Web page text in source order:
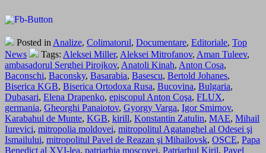
Posted in Analize, Colimatorul, Documentare, Editoriale, Top
News
Tags: Aleksei Miller, Aleksei Mitrofanov, Aman Tuleev,
ambasadorul Serghei Pirojkov, Anatoli Kinah, Anton Cosa,
Baconschi, Baconsky, Basarabia, Basescu, Bertold Johanes,
Biserica KGB, Biserica Ortodoxa Rusa, Bucovina, Bulgaria,
Dubasari, Elena Drapenko, episcopul Anton Coşa, FLUX,
germania, Gheorghi Panaiotov, Gyorgy Varga, Igor Smirnov,
Karabahul de Munte, KGB, kirill, Konstantin Zatulin, MAE, Mihail
Iurevici, mitropolia moldovei, mitropolitul Agatanghel al Odesei şi
Ismailului, mitropolitul Pavel de Reazan şi Mihailovsk, OSCE, Papa
Benedict al XVI-lea, patriarhia moscovei, Patriarhul Kiril, Pavel